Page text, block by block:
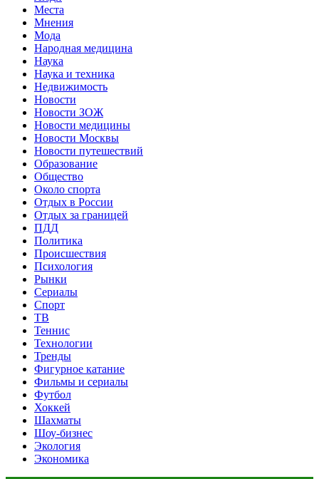
Места
Мнения
Мода
Народная медицина
Наука
Наука и техника
Недвижимость
Новости
Новости ЗОЖ
Новости медицины
Новости Москвы
Новости путешествий
Образование
Общество
Около спорта
Отдых в России
Отдых за границей
ПДД
Политика
Происшествия
Психология
Рынки
Сериалы
Спорт
ТВ
Теннис
Технологии
Тренды
Фигурное катание
Фильмы и сериалы
Футбол
Хоккей
Шахматы
Шоу-бизнес
Экология
Экономика